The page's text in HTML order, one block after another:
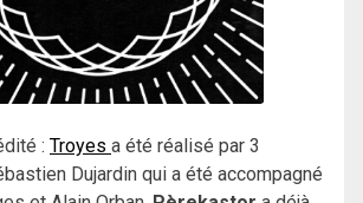
: Troyes a été réalisé par 3
Dujardin qui a été accompagné